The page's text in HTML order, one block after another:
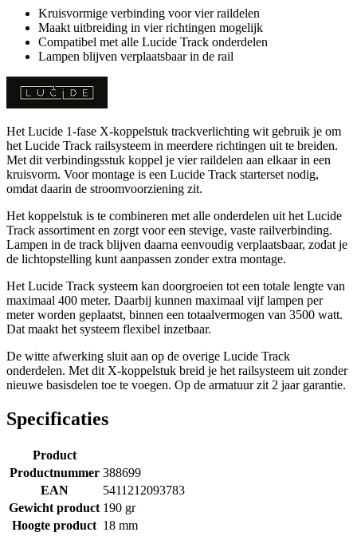
Kruisvormige verbinding voor vier raildelen
Maakt uitbreiding in vier richtingen mogelijk
Compatibel met alle Lucide Track onderdelen
Lampen blijven verplaatsbaar in de rail
Het Lucide 1-fase X-koppelstuk trackverlichting wit gebruik je om
het Lucide Track railsysteem in meerdere richtingen uit te breiden.
Met dit verbindingsstuk koppel je vier raildelen aan elkaar in een
kruisvorm. Voor montage is een Lucide Track starterset nodig,
omdat daarin de stroomvoorziening zit.
Het koppelstuk is te combineren met alle onderdelen uit het Lucide
Track assortiment en zorgt voor een stevige, vaste railverbinding.
Lampen in de track blijven daarna eenvoudig verplaatsbaar, zodat je
de lichtopstelling kunt aanpassen zonder extra montage.
Het Lucide Track systeem kan doorgroeien tot een totale lengte van
maximaal 400 meter. Daarbij kunnen maximaal vijf lampen per
meter worden geplaatst, binnen een totaalvermogen van 3500 watt.
Dat maakt het systeem flexibel inzetbaar.
De witte afwerking sluit aan op de overige Lucide Track
onderdelen. Met dit X-koppelstuk breid je het railsysteem uit zonder
nieuwe basisdelen toe te voegen. Op de armatuur zit 2 jaar garantie.
Specificaties
Product
Productnummer 388699
EAN
5411212093783
Gewicht product 190 gr
Hoogte product 18 mm